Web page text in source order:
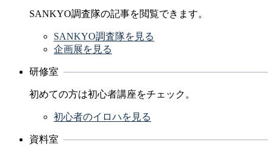
SANKYO調査隊の記事を閲覧できます。
SANKYO調査隊を見る
企画展を見る
研修室
初めての方は初心者講座をチェック。
初心者のイロハを見る
資料室